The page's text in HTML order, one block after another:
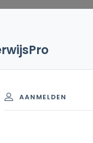
AANMELDEN